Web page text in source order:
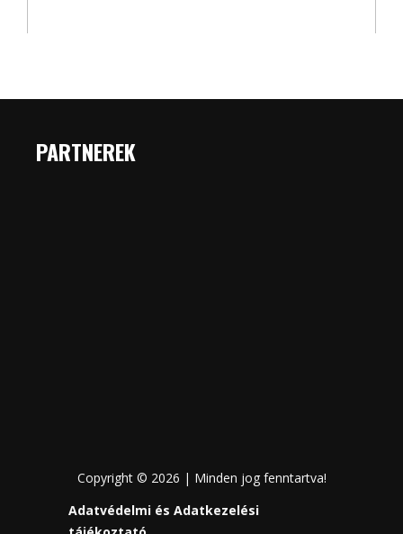
PARTNEREK
Copyright © 2026 | Minden jog fenntartva!
Adatvédelmi és Adatkezelési